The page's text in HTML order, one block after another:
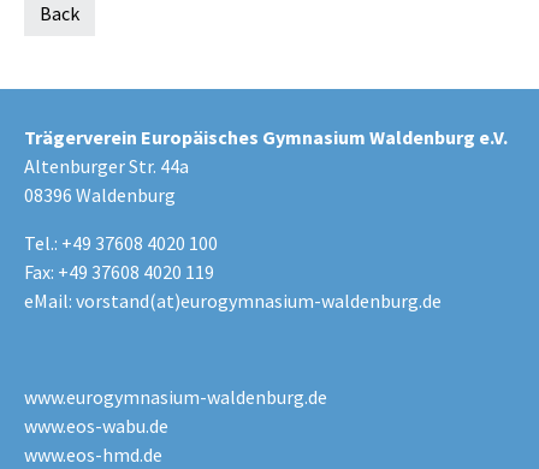
Back
Trägerverein Europäisches Gymnasium Waldenburg e.V.
Altenburger Str. 44a
08396 Waldenburg
Tel.: +49 37608 4020 100
Fax: +49 37608 4020 119
eMail: vorstand(at)eurogymnasium-waldenburg.de
www.eurogymnasium-waldenburg.de
www.eos-wabu.de
www.eos-hmd.de